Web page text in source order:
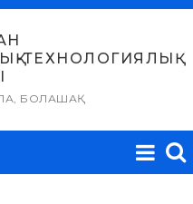
ТЕХНОЛОГИЯЛЫҚ
БОЛАШАҚ